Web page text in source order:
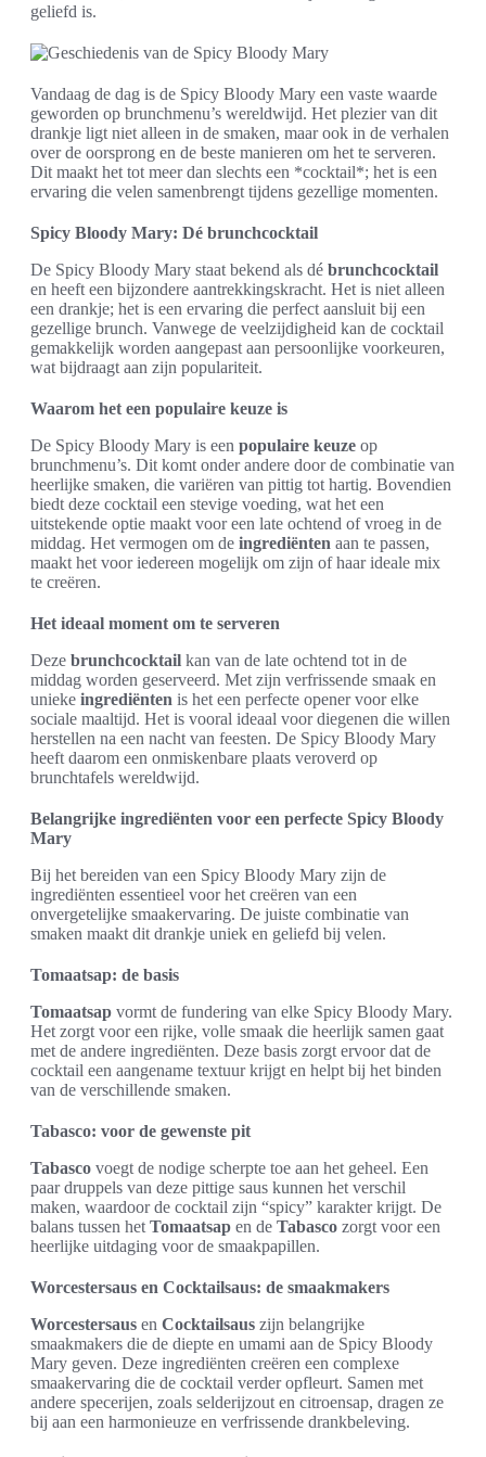
geliefd is.
Vandaag de dag is de Spicy Bloody Mary een vaste waarde
geworden op brunchmenu’s wereldwijd. Het plezier van dit
drankje ligt niet alleen in de smaken, maar ook in de verhalen
over de oorsprong en de beste manieren om het te serveren.
Dit maakt het tot meer dan slechts een *cocktail*; het is een
ervaring die velen samenbrengt tijdens gezellige momenten.
Spicy Bloody Mary: Dé brunchcocktail
De Spicy Bloody Mary staat bekend als dé brunchcocktail
en heeft een bijzondere aantrekkingskracht. Het is niet alleen
een drankje; het is een ervaring die perfect aansluit bij een
gezellige brunch. Vanwege de veelzijdigheid kan de cocktail
gemakkelijk worden aangepast aan persoonlijke voorkeuren,
wat bijdraagt aan zijn populariteit.
Waarom het een populaire keuze is
De Spicy Bloody Mary is een populaire keuze op
brunchmenu’s. Dit komt onder andere door de combinatie van
heerlijke smaken, die variëren van pittig tot hartig. Bovendien
biedt deze cocktail een stevige voeding, wat het een
uitstekende optie maakt voor een late ochtend of vroeg in de
middag. Het vermogen om de ingrediënten aan te passen,
maakt het voor iedereen mogelijk om zijn of haar ideale mix
te creëren.
Het ideaal moment om te serveren
Deze brunchcocktail kan van de late ochtend tot in de
middag worden geserveerd. Met zijn verfrissende smaak en
unieke ingrediënten is het een perfecte opener voor elke
sociale maaltijd. Het is vooral ideaal voor diegenen die willen
herstellen na een nacht van feesten. De Spicy Bloody Mary
heeft daarom een onmiskenbare plaats veroverd op
brunchtafels wereldwijd.
Belangrijke ingrediënten voor een perfecte Spicy Bloody
Mary
Bij het bereiden van een Spicy Bloody Mary zijn de
ingrediënten essentieel voor het creëren van een
onvergetelijke smaakervaring. De juiste combinatie van
smaken maakt dit drankje uniek en geliefd bij velen.
Tomaatsap: de basis
Tomaatsap vormt de fundering van elke Spicy Bloody Mary.
Het zorgt voor een rijke, volle smaak die heerlijk samen gaat
met de andere ingrediënten. Deze basis zorgt ervoor dat de
cocktail een aangename textuur krijgt en helpt bij het binden
van de verschillende smaken.
Tabasco: voor de gewenste pit
Tabasco voegt de nodige scherpte toe aan het geheel. Een
paar druppels van deze pittige saus kunnen het verschil
maken, waardoor de cocktail zijn “spicy” karakter krijgt. De
balans tussen het Tomaatsap en de Tabasco zorgt voor een
heerlijke uitdaging voor de smaakpapillen.
Worcestersaus en Cocktailsaus: de smaakmakers
Worcestersaus en Cocktailsaus zijn belangrijke
smaakmakers die de diepte en umami aan de Spicy Bloody
Mary geven. Deze ingrediënten creëren een complexe
smaakervaring die de cocktail verder opfleurt. Samen met
andere specerijen, zoals selderijzout en citroensap, dragen ze
bij aan een harmonieuze en verfrissende drankbeleving.